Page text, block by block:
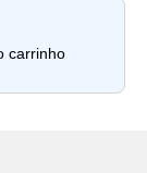
carrinho